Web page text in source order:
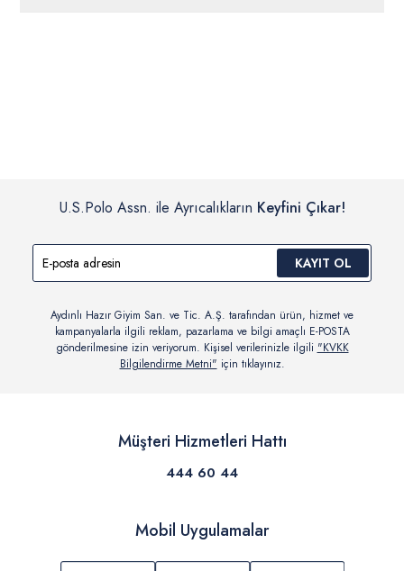
U.S.Polo Assn. ile Ayrıcalıkların Keyfini Çıkar!
KAYIT OL
Aydınlı Hazır Giyim San. ve Tic. A.Ş. tarafından ürün, hizmet ve
kampanyalarla ilgili reklam, pazarlama ve bilgi amaçlı E-POSTA
gönderilmesine izin veriyorum. Kişisel verilerinizle ilgili "KVKK
Bilgilendirme Metni" için tıklayınız.
Müşteri Hizmetleri Hattı
444 60 44
Mobil Uygulamalar